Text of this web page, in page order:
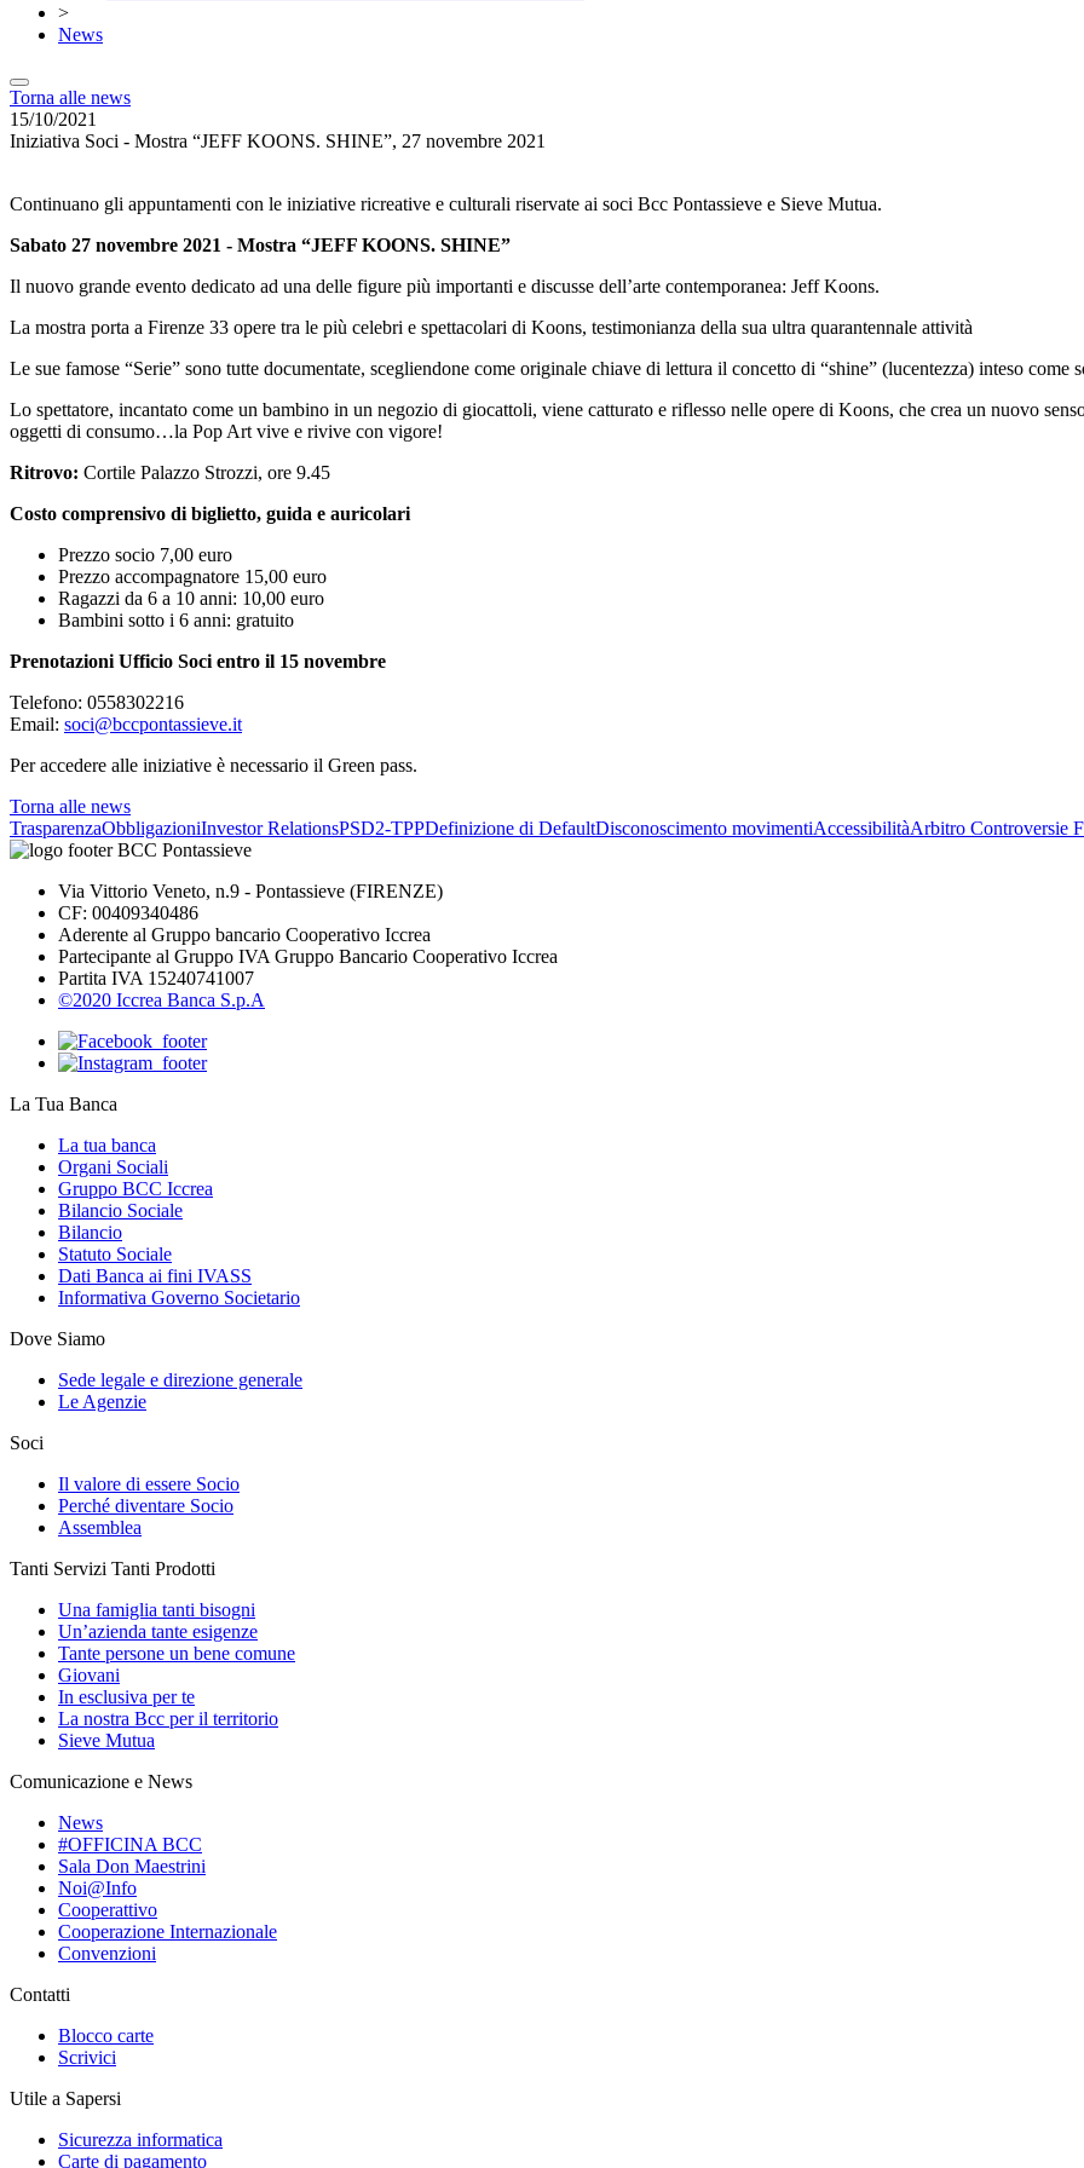
>
News
Torna alle news
15/10/2021
Iniziativa Soci - Mostra “JEFF KOONS. SHINE”, 27 novembre 2021
Continuano gli appuntamenti con le iniziative ricreative e culturali riservate ai soci Bcc Pontassieve e Sieve Mutua.
Sabato 27 novembre 2021 - Mostra “JEFF KOONS. SHINE”
Il nuovo grande evento dedicato ad una delle figure più importanti e discusse dell’arte contemporanea: Jeff Koons.
La mostra porta a Firenze 33 opere tra le più celebri e spettacolari di Koons, testimonianza della sua ultra quarantennale attività
Le sue famose “Serie” sono tutte documentate, scegliendone come originale chiave di lettura il concetto di “shine” (lucentezza) inteso come
Lo spettatore, incantato come un bambino in un negozio di giocattoli, viene catturato e riflesso nelle opere di Koons, che crea un nuovo
oggetti di consumo…la Pop Art vive e rivive con vigore!
Ritrovo: Cortile Palazzo Strozzi, ore 9.45
Costo comprensivo di biglietto, guida e auricolari
Prezzo socio 7,00 euro
Prezzo accompagnatore 15,00 euro
Ragazzi da 6 a 10 anni: 10,00 euro
Bambini sotto i 6 anni: gratuito
Prenotazioni Ufficio Soci entro il 15 novembre
Telefono: 0558302216
Email: soci@bccpontassieve.it
Per accedere alle iniziative è necessario il Green pass.
Torna alle news
TrasparenzaObbligazioniInvestor RelationsPSD2-TPPDefinizione di DefaultDisconoscimento movimentiAccessibilitàArbitro Controversie
Via Vittorio Veneto, n.9 - Pontassieve (FIRENZE)
CF: 00409340486
Aderente al Gruppo bancario Cooperativo Iccrea
Partecipante al Gruppo IVA Gruppo Bancario Cooperativo Iccrea
Partita IVA 15240741007
©2020 Iccrea Banca S.p.A
La Tua Banca
La tua banca
Organi Sociali
Gruppo BCC Iccrea
Bilancio Sociale
Bilancio
Statuto Sociale
Dati Banca ai fini IVASS
Informativa Governo Societario
Dove Siamo
Sede legale e direzione generale
Le Agenzie
Soci
Il valore di essere Socio
Perché diventare Socio
Assemblea
Tanti Servizi Tanti Prodotti
Una famiglia tanti bisogni
Un’azienda tante esigenze
Tante persone un bene comune
Giovani
In esclusiva per te
La nostra Bcc per il territorio
Sieve Mutua
Comunicazione e News
News
#OFFICINA BCC
Sala Don Maestrini
Noi@Info
Cooperattivo
Cooperazione Internazionale
Convenzioni
Contatti
Blocco carte
Scrivici
Utile a Sapersi
Sicurezza informatica
Carte di pagamento